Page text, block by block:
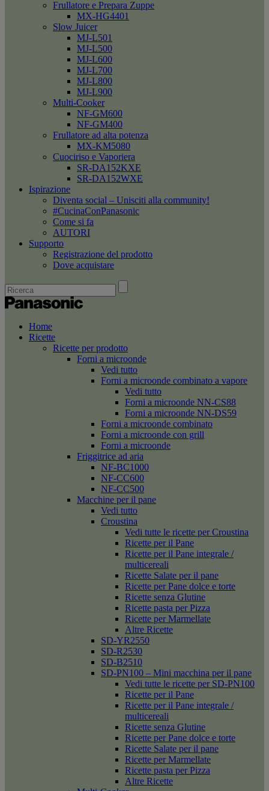
Frullatore e Prepara Zuppe
MX-HG4401
Slow Juicer
MJ-L501
MJ-L500
MJ-L600
MJ-L700
MJ-L800
MJ-L900
Multi-Cooker
NF-GM600
NF-GM400
Frullatore ad alta potenza
MX-KM5080
Cuociriso e Vaporiera
SR-DA152KXE
SR-DA152WXE
Ispirazione
Diventa social – Unisciti alla community!
#CucinaConPanasonic
Come si fa
AUTORI
Supporto
Registrazione del prodotto
Dove acquistare
Home
Ricette
Ricette per prodotto
Forni a microonde
Vedi tutto
Forni a microonde combinato a vapore
Vedi tutto
Forni a microonde NN-CS88
Forni a microonde NN-DS59
Forni a microonde combinato
Forni a microonde con grill
Forni a microonde
Friggitrice ad aria
NF-BC1000
NF-CC600
NF-CC500
Macchine per il pane
Vedi tutto
Croustina
Vedi tutte le ricette per Croustina
Ricette per il Pane
Ricette per il Pane integrale /
multicereali
Ricette Salate per il pane
Ricette per Pane dolce e torte
Ricette senza Glutine
Ricette pasta per Pizza
Ricette per Marmellate
Altre Ricette
SD-YR2550
SD-R2530
SD-B2510
SD-PN100 – Mini macchina per il pane
Vedi tutte le ricette per SD-PN100
Ricette per il Pane
Ricette per il Pane integrale /
multicereali
Ricette senza Glutine
Ricette per Pane dolce e torte
Ricette Salate per il pane
Ricette per Marmellate
Ricette pasta per Pizza
Altre Ricette